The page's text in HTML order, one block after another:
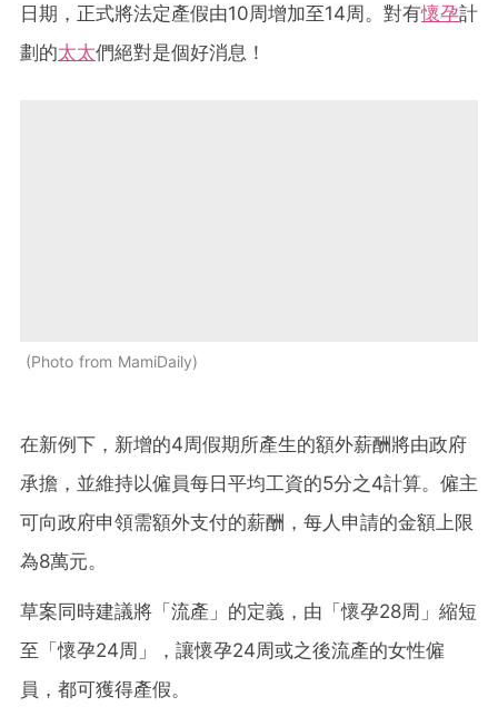
日期，正式將法定產假由10周增加至14周。對有懷孕計
劃的太太們絕對是個好消息！
Photo from MamiDaily
在新例下，新增的4周假期所產生的額外薪酬將由政府
承擔，並維持以僱員每日平均工資的5分之4計算。僱主
可向政府申領需額外支付的薪酬，每人申請的金額上限
為8萬元。
草案同時建議將「流產」的定義，由「懷孕28周」縮短
至「懷孕24周」，讓懷孕24周或之後流產的女性僱
員，都可獲得產假。